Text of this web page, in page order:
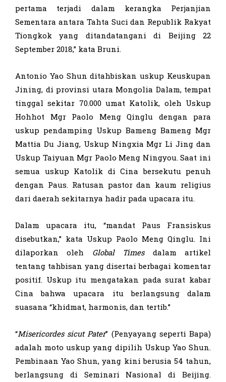
pertama terjadi dalam kerangka Perjanjian
Sementara antara Tahta Suci dan Republik Rakyat
Tiongkok yang ditandatangani di Beijing 22
September 2018,” kata Bruni.
Antonio Yao Shun ditahbiskan uskup Keuskupan
Jining, di provinsi utara Mongolia Dalam, tempat
tinggal sekitar 70.000 umat Katolik, oleh Uskup
Hohhot Mgr Paolo Meng Qinglu dengan para
uskup pendamping Uskup Bameng Bameng Mgr
Mattia Du Jiang, Uskup Ningxia Mgr Li Jing dan
Uskup Taiyuan Mgr Paolo Meng Ningyou. Saat ini
semua uskup Katolik di Cina bersekutu penuh
dengan Paus. Ratusan pastor dan kaum religius
dari daerah sekitarnya hadir pada upacara itu.
Dalam upacara itu, “mandat Paus Fransiskus
disebutkan,” kata Uskup Paolo Meng Qinglu. Ini
dilaporkan oleh Global Timesdalam artikel
tentang tahbisan yang disertai berbagai komentar
positif. Uskup itu mengatakan pada surat kabar
Cina bahwa upacara itu berlangsung dalam
suasana “khidmat, harmonis, dan tertib.”
“Misericordes sicut Pater” (Penyayang seperti Bapa)
adalah moto uskup yang dipilih Uskup Yao Shun.
Pembinaan Yao Shun, yang kini berusia 54 tahun,
berlangsung di Seminari Nasional di Beijing.